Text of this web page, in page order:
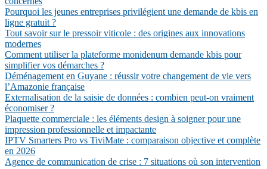
Pourquoi les jeunes entreprises privilégient une demande de kbis en
ligne gratuit ?
Tout savoir sur le pressoir viticole : des origines aux innovations
modernes
Comment utiliser la plateforme monidenum demande kbis pour
simplifier vos démarches ?
Déménagement en Guyane : réussir votre changement de vie vers
l’Amazonie française
Externalisation de la saisie de données : combien peut-on vraiment
économiser ?
Plaquette commerciale : les éléments design à soigner pour une
impression professionnelle et impactante
IPTV Smarters Pro vs TiviMate : comparaison objective et complète
en 2026
Agence de communication de crise : 7 situations où son intervention